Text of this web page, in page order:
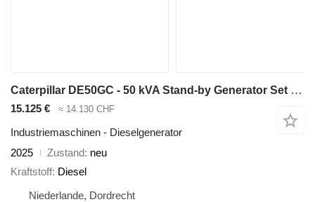
Caterpillar DE50GC - 50 kVA Stand-by Generator Set - DPX-18205
15.125 € ≈ 14.130 CHF
Industriemaschinen - Dieselgenerator
2025
Zustand neu
Kraftstoff Diesel
Niederlande, Dordrecht